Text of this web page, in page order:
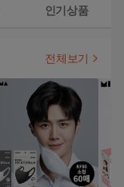
인기상품
전체보기